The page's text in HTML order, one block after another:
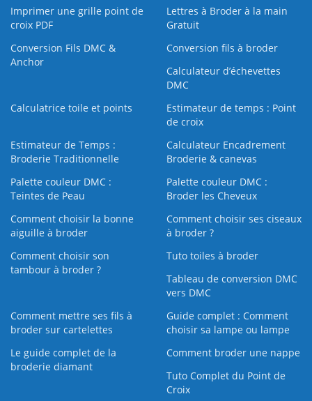
Imprimer une grille point de
croix PDF
Lettres à Broder à la main
Gratuit
Conversion Fils DMC &
Anchor
Conversion fils à broder
Calculateur d’échevettes
DMC
Calculatrice toile et points
Estimateur de temps : Point
de croix
Estimateur de Temps :
Broderie Traditionnelle
Calculateur Encadrement
Broderie & canevas
Palette couleur DMC :
Teintes de Peau
Palette couleur DMC :
Broder les Cheveux
Comment choisir la bonne
aiguille à broder
Comment choisir ses ciseaux
à broder ?
Comment choisir son
tambour à broder ?
Tuto toiles à broder
Tableau de conversion DMC
vers DMC
Comment mettre ses fils à
broder sur cartelettes
Guide complet : Comment
choisir sa lampe ou lampe
Le guide complet de la
broderie diamant
Comment broder une nappe
Tuto Complet du Point de
Croix